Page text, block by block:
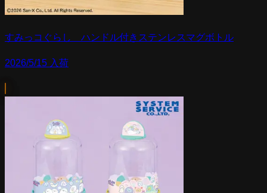
すみっコぐらし ハンドル付きステンレスマグボトル
2026/5/15 入荷